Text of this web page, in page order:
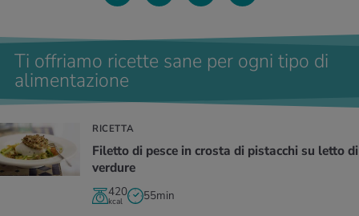
Ti offriamo ricette sane per ogni tipo di
alimentazione
RICETTA
Filetto di pesce in crosta di pistacchi su letto di
verdure
420
kcal 55min